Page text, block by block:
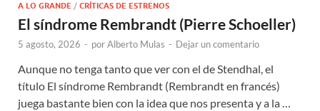
A LO GRANDE / CRÍTICAS DE ESTRENOS
El síndrome Rembrandt (Pierre Schoeller)
5 agosto, 2026 - porAlberto Mulas - Dejar un comentario
Aunque no tenga tanto que ver con el de Stendhal, el
título El síndrome Rembrandt (Rembrandt en francés)
juega bastante bien con la idea que nos presenta y a la …